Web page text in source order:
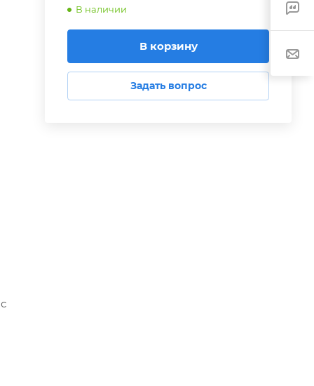
В наличии
В корзину
Задать вопрос